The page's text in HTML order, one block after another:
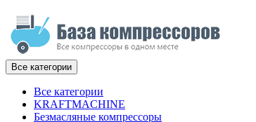
Все категории
Все категории
KRAFTMACHINE
Безмасляные компрессоры